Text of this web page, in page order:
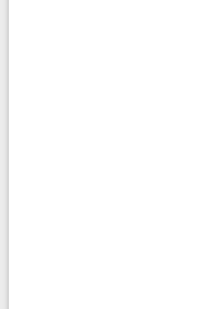
Los alrededores de
de lugares de interés.